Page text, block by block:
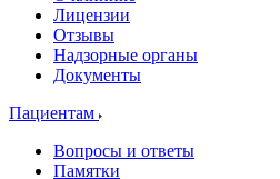
Лицензии
Отзывы
Надзорные органы
Документы
Пациентам
Вопросы и ответы
Памятки